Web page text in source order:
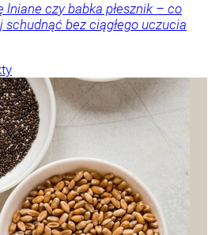
lniane czy babka płesznik – co
schudnąć bez ciągłego uczucia